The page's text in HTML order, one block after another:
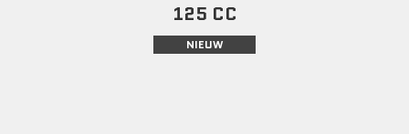
125 CC
NIEUW